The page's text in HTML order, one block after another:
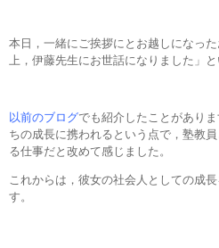
本日，一緒にご挨拶にとお越しになっ
上，伊藤先生にお世話になりました」
以前のブログでも紹介したことがあり
ちの成長に携われるという点で，塾教
る仕事だと改めて感じました。
これからは，彼女の社会人としての成
す。